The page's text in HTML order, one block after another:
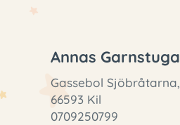
Annas Garnstuga
Gassebol Sjöbråtarna,
66593 Kil
0709250799